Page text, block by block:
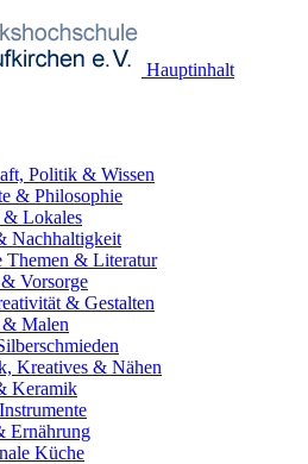
Hauptinhalt
Politik & Wissen
& Philosophie
& Lokales
Nachhaltigkeit
Themen & Literatur
Vorsorge
& Gestalten
& Malen
Kreatives & Nähen
Keramik
Ernährung
Küche